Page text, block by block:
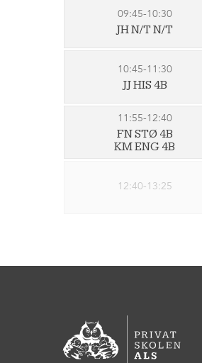
09:45-10:30
JH N/T N/T
10:45-11:30
JJ HIS 4B
11:55-12:40
FN STØ 4B
KM ENG 4B
12:40-13:25